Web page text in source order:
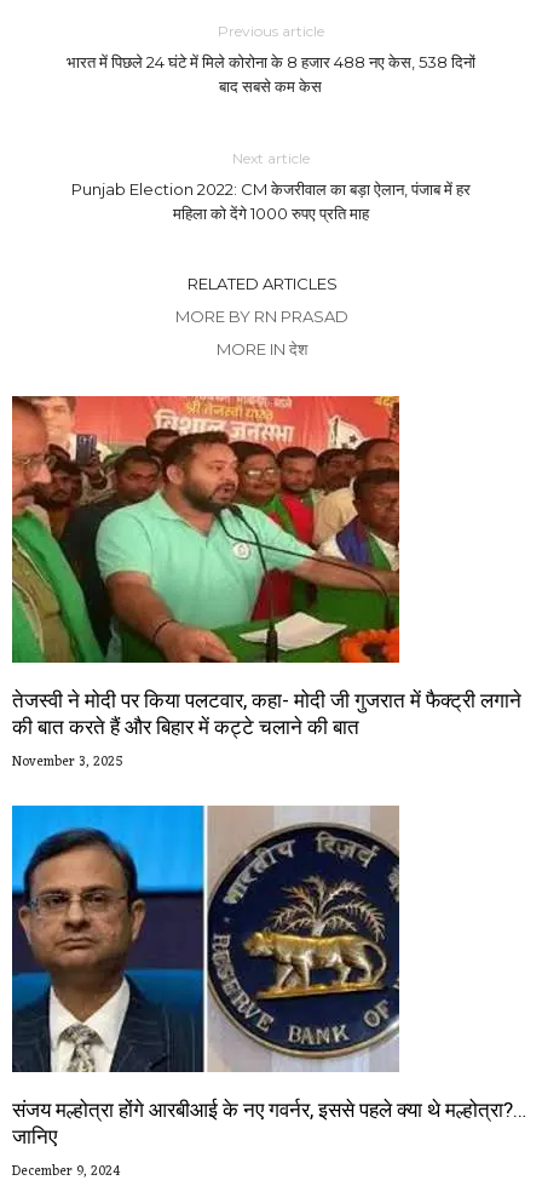
Previous article
भारत में पिछले 24 घंटे में मिले कोरोना के 8 हजार 488 नए केस, 538 दिनों
बाद सबसे कम केस
Next article
Punjab Election 2022: CM केजरीवाल का बड़ा ऐलान, पंजाब में हर
महिला को देंगे 1000 रुपए प्रति माह
RELATED ARTICLES
MORE BY RN PRASAD
MORE IN देश
तेजस्वी ने मोदी पर किया पलटवार, कहा- मोदी जी गुजरात में फैक्ट्री लगाने
की बात करते हैं और बिहार में कट्टे चलाने की बात
November 3, 2025
संजय मल्होत्रा होंगे आरबीआई के नए गवर्नर, इससे पहले क्या थे मल्होत्रा?…
जानिए
December 9, 2024